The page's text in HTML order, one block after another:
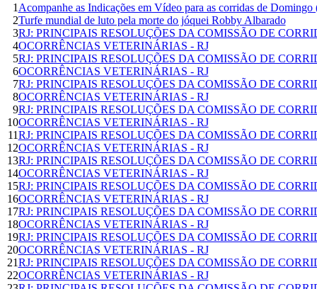
1 Acompanhe as Indicações em Vídeo para as corridas de
2Turfe mundial de luto pela morte do jóquei Robby Albarado
3RJ: PRINCIPAIS RESOLUÇÕES DA COMISSÃO DE
4OCORRÊNCIAS VETERINÁRIAS - RJ
5RJ: PRINCIPAIS RESOLUÇÕES DA COMISSÃO DE
6OCORRÊNCIAS VETERINÁRIAS - RJ
7RJ: PRINCIPAIS RESOLUÇÕES DA COMISSÃO DE
8OCORRÊNCIAS VETERINÁRIAS - RJ
9RJ: PRINCIPAIS RESOLUÇÕES DA COMISSÃO DE
10OCORRÊNCIAS VETERINÁRIAS - RJ
11RJ: PRINCIPAIS RESOLUÇÕES DA COMISSÃO DE
12OCORRÊNCIAS VETERINÁRIAS - RJ
13RJ: PRINCIPAIS RESOLUÇÕES DA COMISSÃO DE
14OCORRÊNCIAS VETERINÁRIAS - RJ
15RJ: PRINCIPAIS RESOLUÇÕES DA COMISSÃO DE
16OCORRÊNCIAS VETERINÁRIAS - RJ
17RJ: PRINCIPAIS RESOLUÇÕES DA COMISSÃO DE
18OCORRÊNCIAS VETERINÁRIAS - RJ
19RJ: PRINCIPAIS RESOLUÇÕES DA COMISSÃO DE
20OCORRÊNCIAS VETERINÁRIAS - RJ
21RJ: PRINCIPAIS RESOLUÇÕES DA COMISSÃO DE
22OCORRÊNCIAS VETERINÁRIAS - RJ